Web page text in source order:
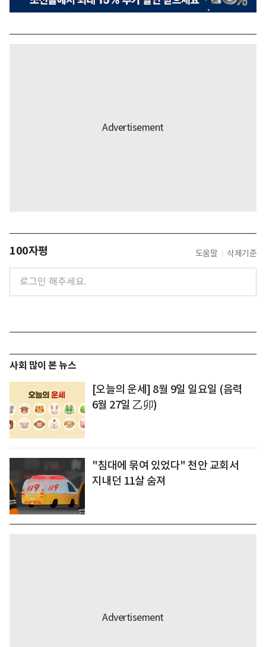
100자평 도움말 삭제기준
사회 많이 본 뉴스
[오늘의 운세] 8월 9일 일요일 (음력
6월 27일 乙卯)
"침대에 묶여 있었다" 천안 교회서
지내던 11살 숨져